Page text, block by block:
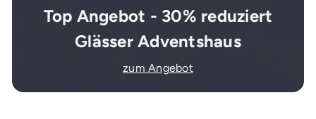
Top Angebot - 30% reduziert
Glässer Adventshaus
zum Angebot